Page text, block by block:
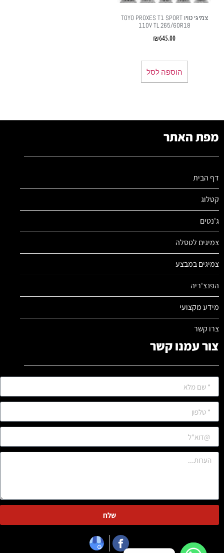
צמיגי טויו TOYO PROXES T1 SPORT
110V TL 265/60R18
₪645.00
הוספה לסל
מפת האתר
דף הבית
קטלוג
ג'נטים
צמיגים לטסלה
צמיגים במבצע
הפנצ'ריה
מידע מקצועי
צרו קשר
צור עמנו קשר
שלח